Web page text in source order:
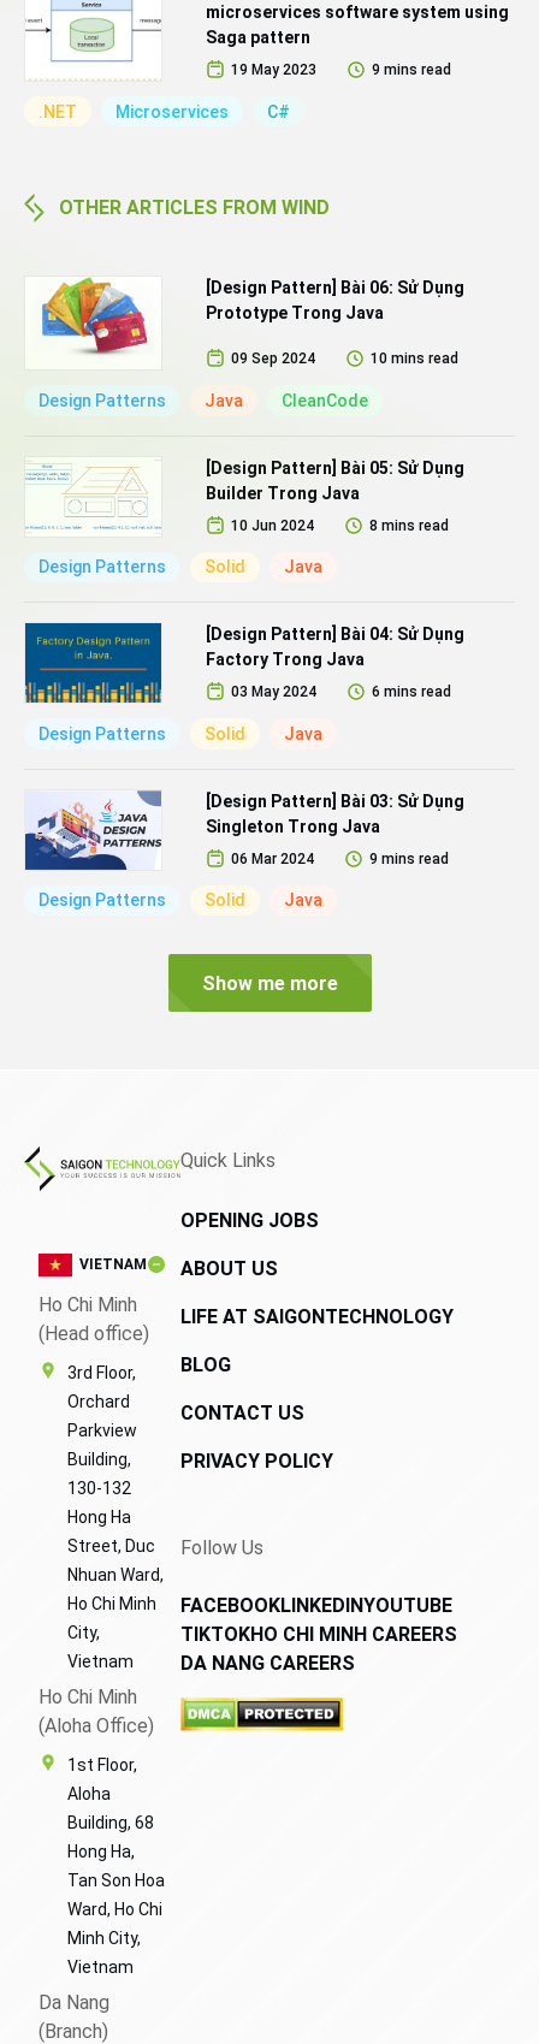
microservices software system using
Saga pattern
19 May 2023 9 mins read
.NET Microservices C#
OTHER ARTICLES FROM WIND
[Design Pattern] Bài 06: Sử Dụng
Prototype Trong Java
09 Sep 2024 10 mins read
Design Patterns Java CleanCode
[Design Pattern] Bài 05: Sử Dụng
Builder Trong Java
10 Jun 2024 8 mins read
Design Patterns Solid Java
[Design Pattern] Bài 04: Sử Dụng
Factory Trong Java
03 May 2024 6 mins read
Design Patterns Solid Java
[Design Pattern] Bài 03: Sử Dụng
Singleton Trong Java
06 Mar 2024 9 mins read
Design Patterns Solid Java
Show me more
VIETNAM
Ho Chi Minh
(Head office)
3rd Floor,
Orchard
Parkview
Building,
130-132
Hong Ha
Street, Duc
Nhuan Ward,
Ho Chi Minh
City,
Vietnam
Ho Chi Minh
(Aloha Office)
1st Floor,
Aloha
Building, 68
Hong Ha,
Tan Son Hoa
Ward, Ho Chi
Minh City,
Vietnam
Da Nang
(Branch)
Quick Links
OPENING JOBS
ABOUT US
LIFE AT SAIGONTECHNOLOGY
BLOG
CONTACT US
PRIVACY POLICY
Follow Us
FACEBOOKLINKEDINYOUTUBE
TIKTOKHO CHI MINH CAREERS
DA NANG CAREERS